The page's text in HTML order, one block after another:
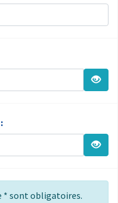
* sont obligatoires.